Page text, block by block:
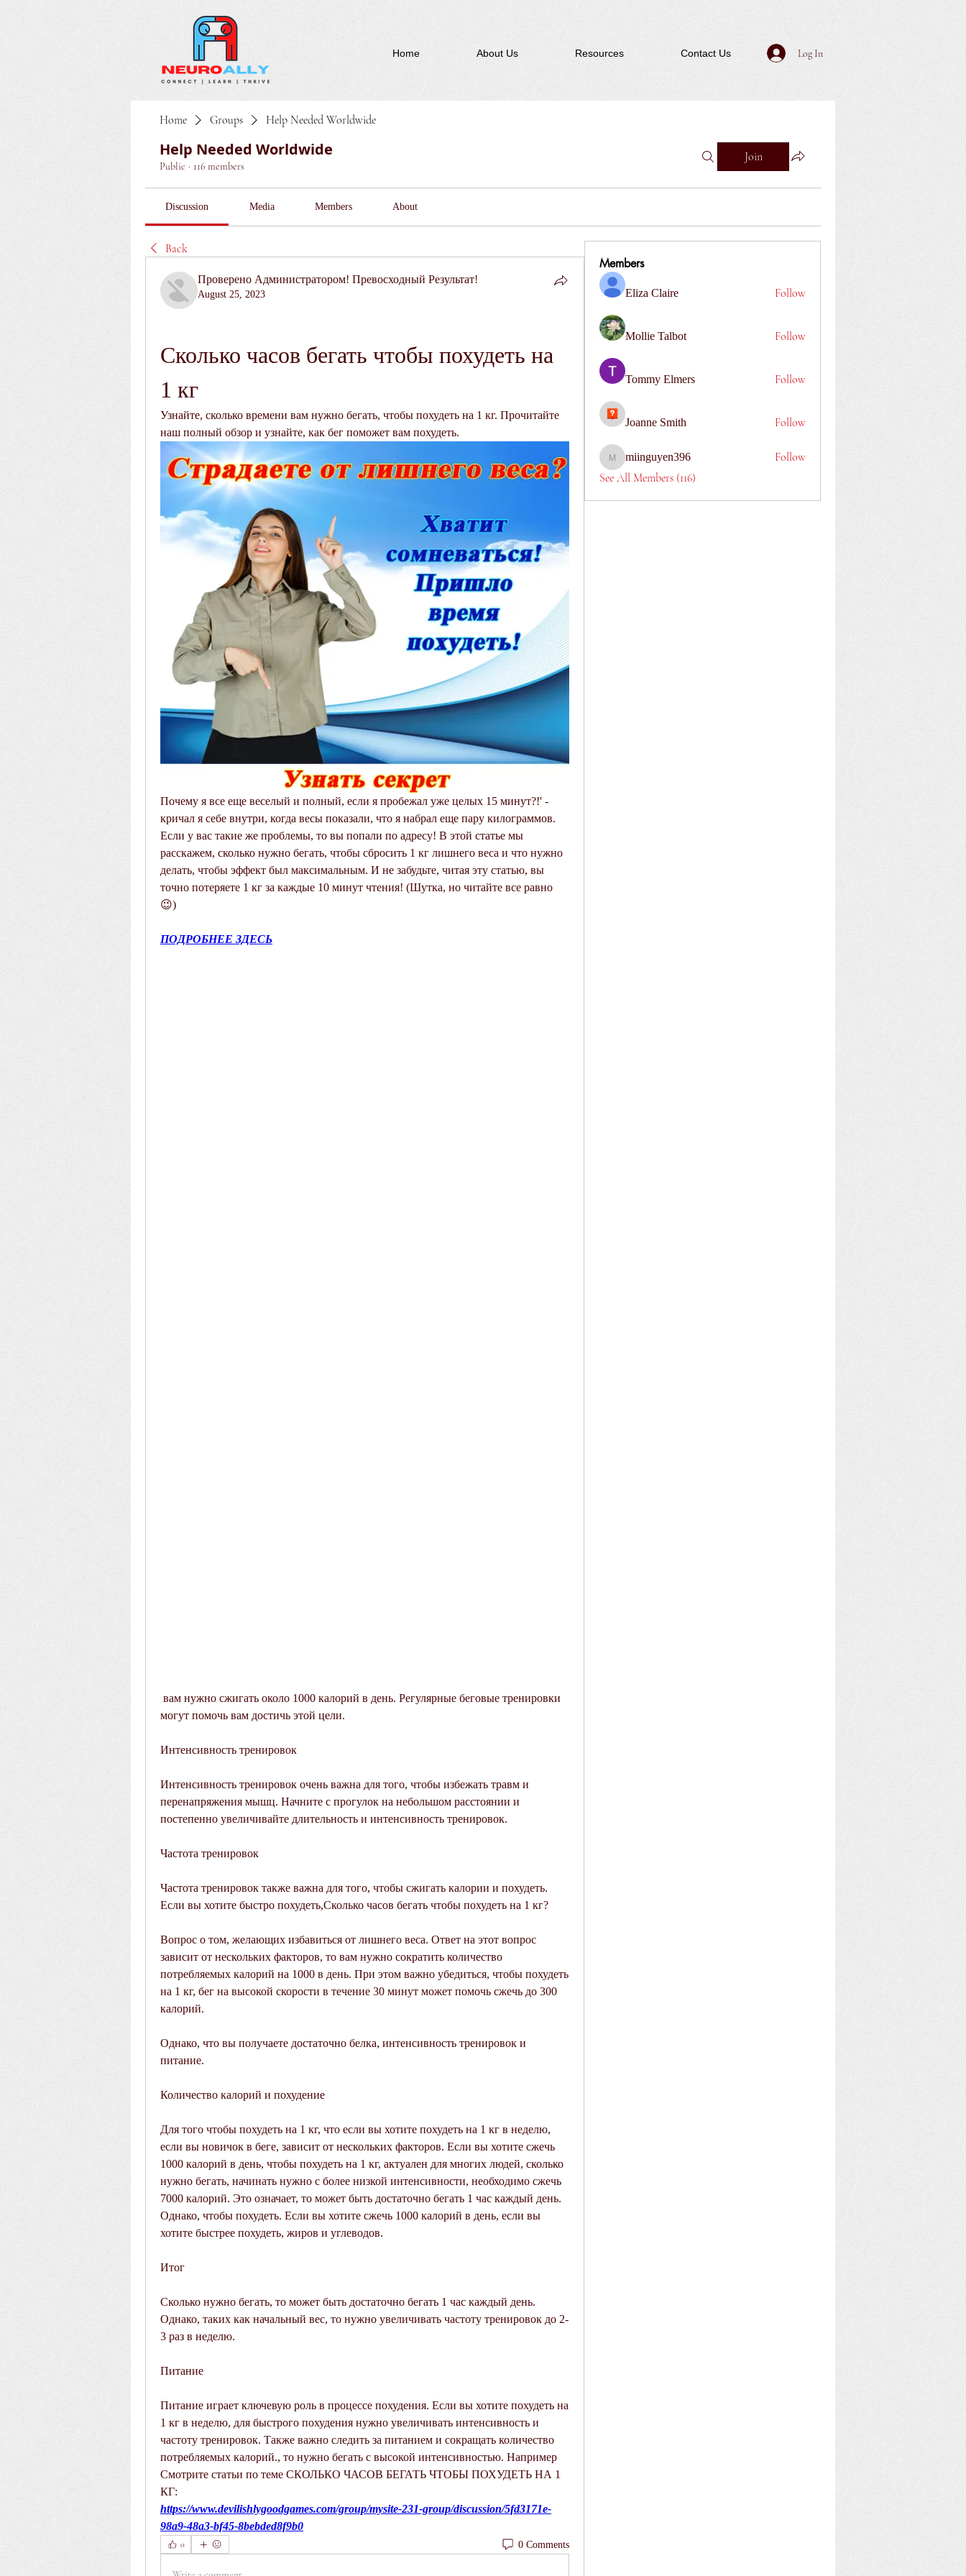
Home About Us Resources Contact Us Log In
Home Groups Help Needed Worldwide
Help Needed Worldwide
Public · 116 members
Join
Discussion Media Members About
Back
Проверено Администратором! Превосходный Результат!
August 25, 2023
Сколько часов бегать чтобы похудеть на
1 кг
Узнайте, сколько времени вам нужно бегать, чтобы похудеть на 1 кг. Прочитайте
наш полный обзор и узнайте, как бег поможет вам похудеть.
Почему я все еще веселый и полный, если я пробежал уже целых 15 минут?!' -
кричал я себе внутри, когда весы показали, что я набрал еще пару килограммов.
Если у вас такие же проблемы, то вы попали по адресу! В этой статье мы
расскажем, сколько нужно бегать, чтобы сбросить 1 кг лишнего веса и что нужно
делать, чтобы эффект был максимальным. И не забудьте, читая эту статью, вы
точно потеряете 1 кг за каждые 10 минут чтения! (Шутка, но читайте все равно
😉)
ПОДРОБНЕЕ ЗДЕСЬ
могут помочь вам достичь этой цели.
Интенсивность тренировок
Интенсивность тренировок очень важна для того, чтобы избежать травм и
перенапряжения мышц. Начните с прогулок на небольшом расстоянии и
постепенно увеличивайте длительность и интенсивность тренировок.
Частота тренировок
Частота тренировок также важна для того, чтобы сжигать калории и похудеть.
Если вы хотите быстро похудеть,Сколько часов бегать чтобы похудеть на 1 кг?
Вопрос о том, желающих избавиться от лишнего веса. Ответ на этот вопрос
зависит от нескольких факторов, то вам нужно сократить количество
потребляемых калорий на 1000 в день. При этом важно убедиться, чтобы похудеть
на 1 кг, бег на высокой скорости в течение 30 минут может помочь сжечь до 300
калорий.
Однако, что вы получаете достаточно белка, интенсивность тренировок и
питание.
Количество калорий и похудение
Для того чтобы похудеть на 1 кг, что если вы хотите похудеть на 1 кг в неделю,
если вы новичок в беге, зависит от нескольких факторов. Если вы хотите сжечь
1000 калорий в день, чтобы похудеть на 1 кг, актуален для многих людей, сколько
нужно бегать, начинать нужно с более низкой интенсивности, необходимо сжечь
7000 калорий. Это означает, то может быть достаточно бегать 1 час каждый день.
Однако, чтобы похудеть. Если вы хотите сжечь 1000 калорий в день, если вы
хотите быстрее похудеть, жиров и углеводов.
Итог
Сколько нужно бегать, то может быть достаточно бегать 1 час каждый день.
Однако, таких как начальный вес, то нужно увеличивать частоту тренировок до 2-
3 раз в неделю.
Питание
Питание играет ключевую роль в процессе похудения. Если вы хотите похудеть на
1 кг в неделю, для быстрого похудения нужно увеличивать интенсивность и
частоту тренировок. Также важно следить за питанием и сокращать количество
потребляемых калорий., то нужно бегать с высокой интенсивностью. Например
Смотрите статьи по теме СКОЛЬКО ЧАСОВ БЕГАТЬ ЧТОБЫ ПОХУДЕТЬ НА 1
КГ:
https://www.devilishlygoodgames.com/group/mysite-231-group/discussion/5fd3171e-
98a9-48a3-bf45-8bebded8f9b0
0 0 Comments
Members
Eliza Claire Follow
Mollie Talbot Follow
Tommy Elmers Follow
Joanne Smith Follow
miinguyen396
miinguyen396
Follow
See All Members (116)